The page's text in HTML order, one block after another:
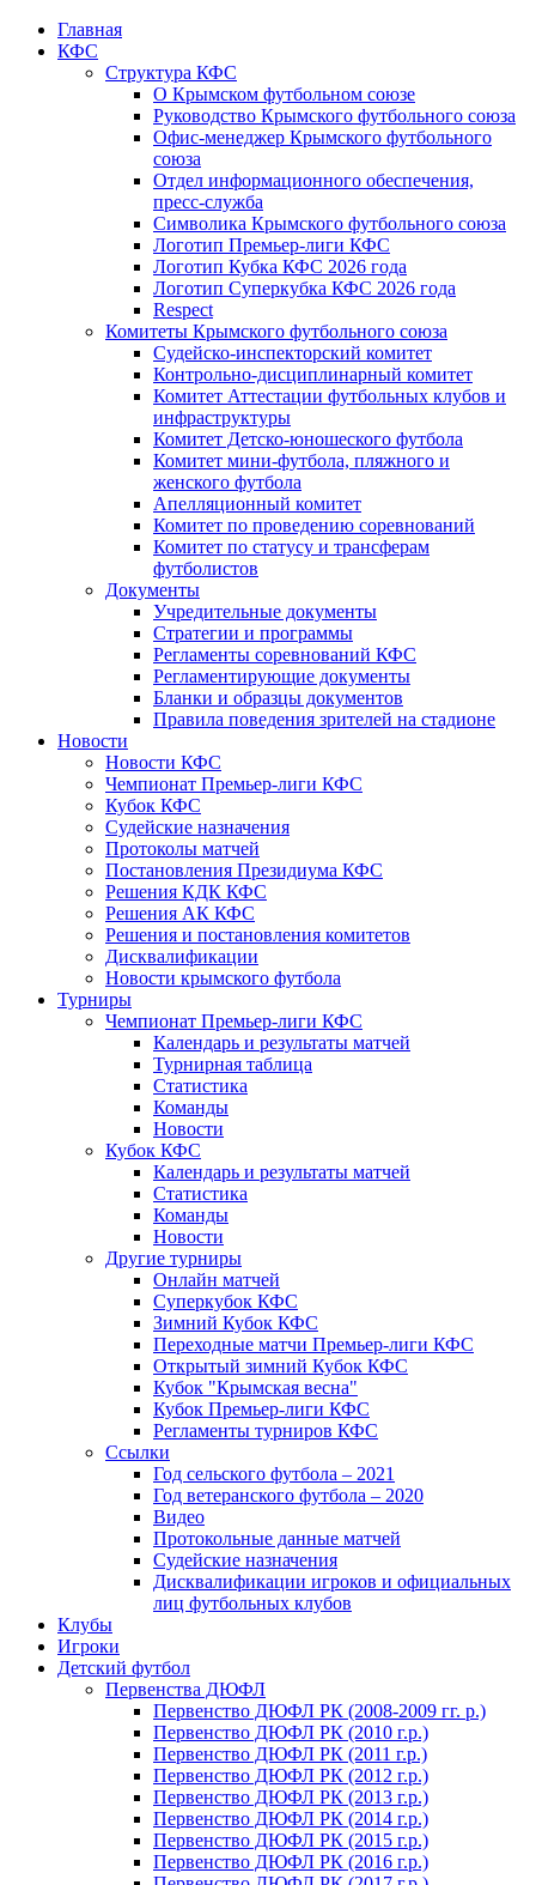
Главная
КФС
Структура КФС
О Крымском футбольном союзе
Руководство Крымского футбольного союза
Офис-менеджер Крымского футбольного
союза
Отдел информационного обеспечения,
пресс-служба
Символика Крымского футбольного союза
Логотип Премьер-лиги КФС
Логотип Кубка КФС 2026 года
Логотип Суперкубка КФС 2026 года
Respect
Комитеты Крымского футбольного союза
Судейско-инспекторский комитет
Контрольно-дисциплинарный комитет
Комитет Аттестации футбольных клубов и
инфраструктуры
Комитет Детско-юношеского футбола
Комитет мини-футбола, пляжного и
женского футбола
Апелляционный комитет
Комитет по проведению соревнований
Комитет по статусу и трансферам
футболистов
Документы
Учредительные документы
Стратегии и программы
Регламенты соревнований КФС
Регламентирующие документы
Бланки и образцы документов
Правила поведения зрителей на стадионе
Новости
Новости КФС
Чемпионат Премьер-лиги КФС
Кубок КФС
Судейские назначения
Протоколы матчей
Постановления Президиума КФС
Решения КДК КФС
Решения АК КФС
Решения и постановления комитетов
Дисквалификации
Новости крымского футбола
Турниры
Чемпионат Премьер-лиги КФС
Календарь и результаты матчей
Турнирная таблица
Статистика
Команды
Новости
Кубок КФС
Календарь и результаты матчей
Статистика
Команды
Новости
Другие турниры
Онлайн матчей
Суперкубок КФС
Зимний Кубок КФС
Переходные матчи Премьер-лиги КФС
Открытый зимний Кубок КФС
Кубок "Крымская весна"
Кубок Премьер-лиги КФС
Регламенты турниров КФС
Ссылки
Год сельского футбола – 2021
Год ветеранского футбола – 2020
Видео
Протокольные данные матчей
Судейские назначения
Дисквалификации игроков и официальных
лиц футбольных клубов
Клубы
Игроки
Детский футбол
Первенства ДЮФЛ
Первенство ДЮФЛ РК (2008-2009 гг. р.)
Первенство ДЮФЛ РК (2010 г.р.)
Первенство ДЮФЛ РК (2011 г.р.)
Первенство ДЮФЛ РК (2012 г.р.)
Первенство ДЮФЛ РК (2013 г.р.)
Первенство ДЮФЛ РК (2014 г.р.)
Первенство ДЮФЛ РК (2015 г.р.)
Первенство ДЮФЛ РК (2016 г.р.)